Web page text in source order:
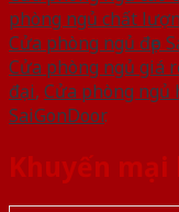
phòng ngủ chất
Cửa phòng ngủ đẹp
Cửa phòng ngủ giá
đại, Cửa phòng ngủ
SaiGonDoor.
Khuyến mại